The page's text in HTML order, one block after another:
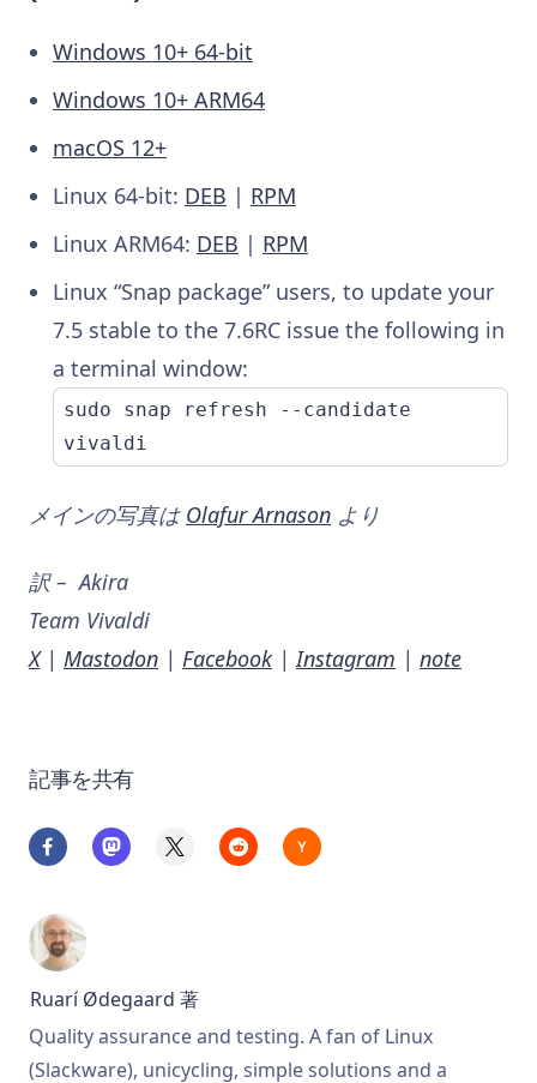
Windows 10+ 64-bit
Windows 10+ ARM64
macOS 12+
Linux 64-bit: DEB | RPM
Linux ARM64: DEB | RPM
Linux “Snap package” users, to update your
7.5 stable to the 7.6RC issue the following in
a terminal window:
sudo snap refresh --candidate
vivaldi
メインの写真は Olafur Arnason より
訳 – Akira
Team Vivaldi
X| Mastodon | Facebook | Instagram | note
記事を共有
Ruarí Ødegaard 著
Quality assurance and testing. A fan of Linux
(Slackware), unicycling, simple solutions and a